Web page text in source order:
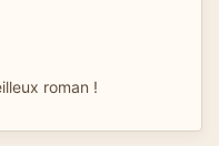
roman !